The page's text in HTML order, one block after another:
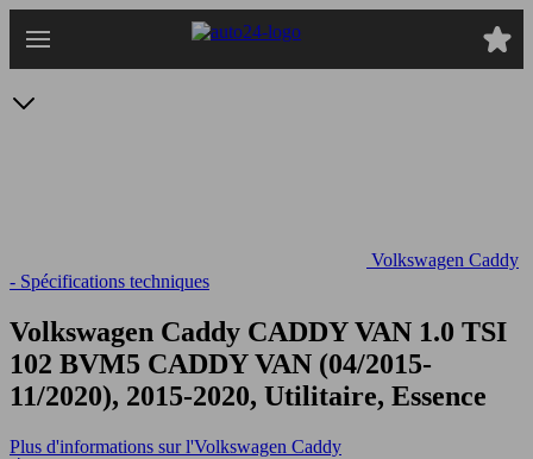
au
Volkswagen Caddy
- Spécifications techniques
Volkswagen Caddy CADDY VAN 1.0 TSI
102 BVM5 CADDY VAN (04/2015-
11/2020), 2015-2020, Utilitaire, Essence
Plus d'informations sur l'Volkswagen Caddy